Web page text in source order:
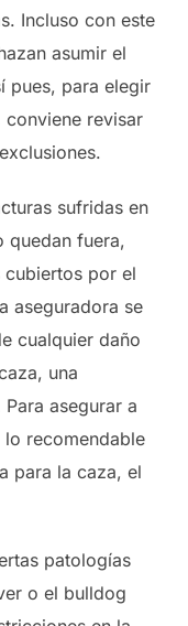
Incluso con este
asumir el
pues, para elegir
conviene revisar
sufridas en
quedan fuera,
por el
aseguradora se
cualquier daño
una
asegurar a
lo recomendable
para la caza, el
patologías
o el bulldog